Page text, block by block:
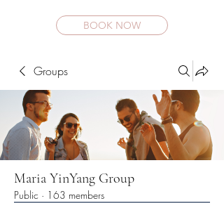
BOOK NOW
Groups
Maria YinYang Group
Public · 163 members